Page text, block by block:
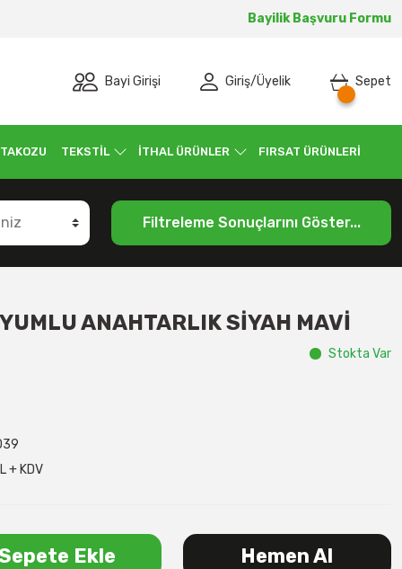
Bayilik Başvuru Formu
Bayi Girişi Giriş/Üyelik Sepet
TEKSTİL İTHAL ÜRÜNLER FIRSAT ÜRÜNLERİ
Filtreleme Sonuçlarını Göster...
ANAHTARLIK SİYAH MAVİ
Stokta Var
+ KDV
Ekle Hemen Al